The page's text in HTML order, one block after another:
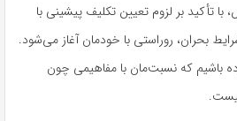
تأکید بر لزوم تعیین تکلیف پیشینی با
بحران، روراستی با خودمان آغاز می‌شود.
باشیم که نسبت‌مان با مفاهیمی چون